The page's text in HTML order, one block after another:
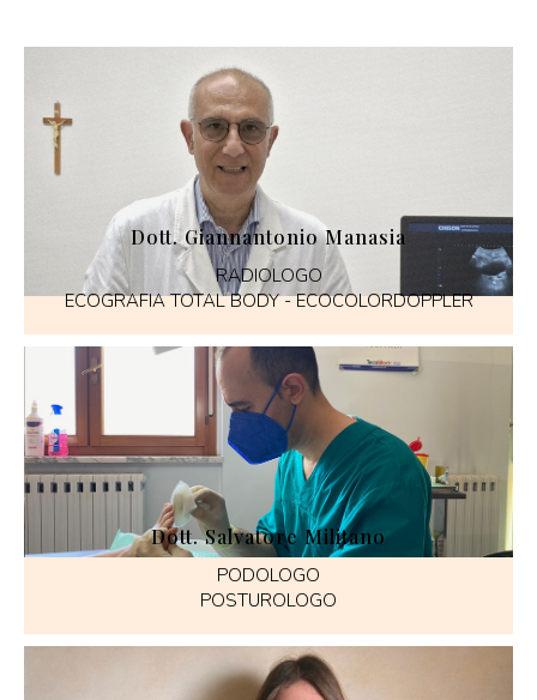
Dott. Giannantonio Manasia
RADIOLOGO
ECOGRAFIA TOTAL BODY - ECOCOLORDOPPLER
Dott. Salvatore Militano
PODOLOGO
POSTUROLOGO